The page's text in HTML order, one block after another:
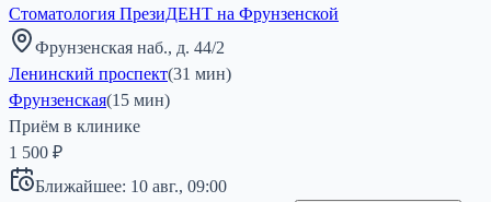
Стоматология ПрезиДЕНТ на Фрунзенской
Фрунзенская наб., д. 44/2
Ленинский проспект(31 мин)
Фрунзенская(15 мин)
Приём в клинике
1 500 ₽
Ближайшее: 10 авг., 09:00